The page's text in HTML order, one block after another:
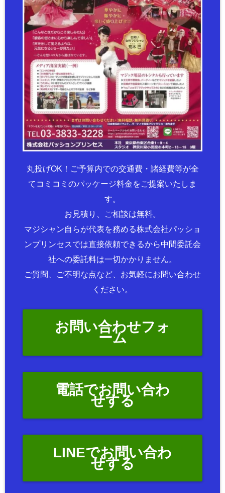
丸投げOK！ご予算内での交通費・諸経費等が全
てコミコミのパッケージ料金をご提案いたしま
す。
お見積り、ご相談は無料。
マジシャン自らが代表を務める株式会社パッショ
ンプリンセスでは直接依頼できるから中間委託会
社への委託料は一切かかりません。
ご質問、ご不明な点など、お気軽にお問い合わせ
ください。
お問い合わせフォ
ーム
電話でお問い合わ
せする
LINEでお問い合わ
せする